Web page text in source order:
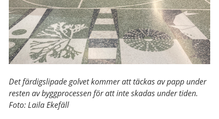
Det färdigslipade golvet kommer att täckas av papp under
resten av byggprocessen för att inte skadas under tiden.
Foto: Laila Ekefäll